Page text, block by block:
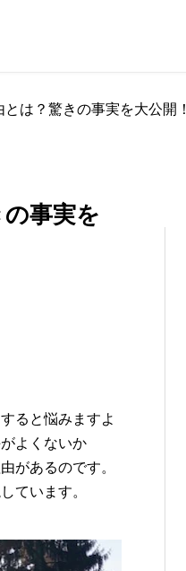
は？驚きの事実を大公開！
事実を
ると悩みますよ
よくないか
があるのです。
ています。